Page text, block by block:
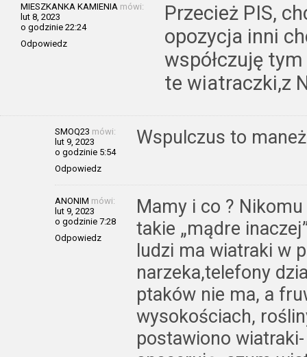
MIESZKANKA KAMIENIA mówi:
lut 8, 2023
o godzinie 22:24
Odpowiedz
Przecież PIS,
opozycja inni
współczuję
te wiatraczki,z
SMOQ23 mówi:
lut 9, 2023
o godzinie 5:54
Odpowiedz
Wspulczus to
ANONIM mówi:
lut 9, 2023
o godzinie 7:28
Odpowiedz
Mamy i co ?
takie „mądre
ludzi ma wiatraki w
narzeka,telefony
ptaków nie ma, a
wysokościach,
postawiono